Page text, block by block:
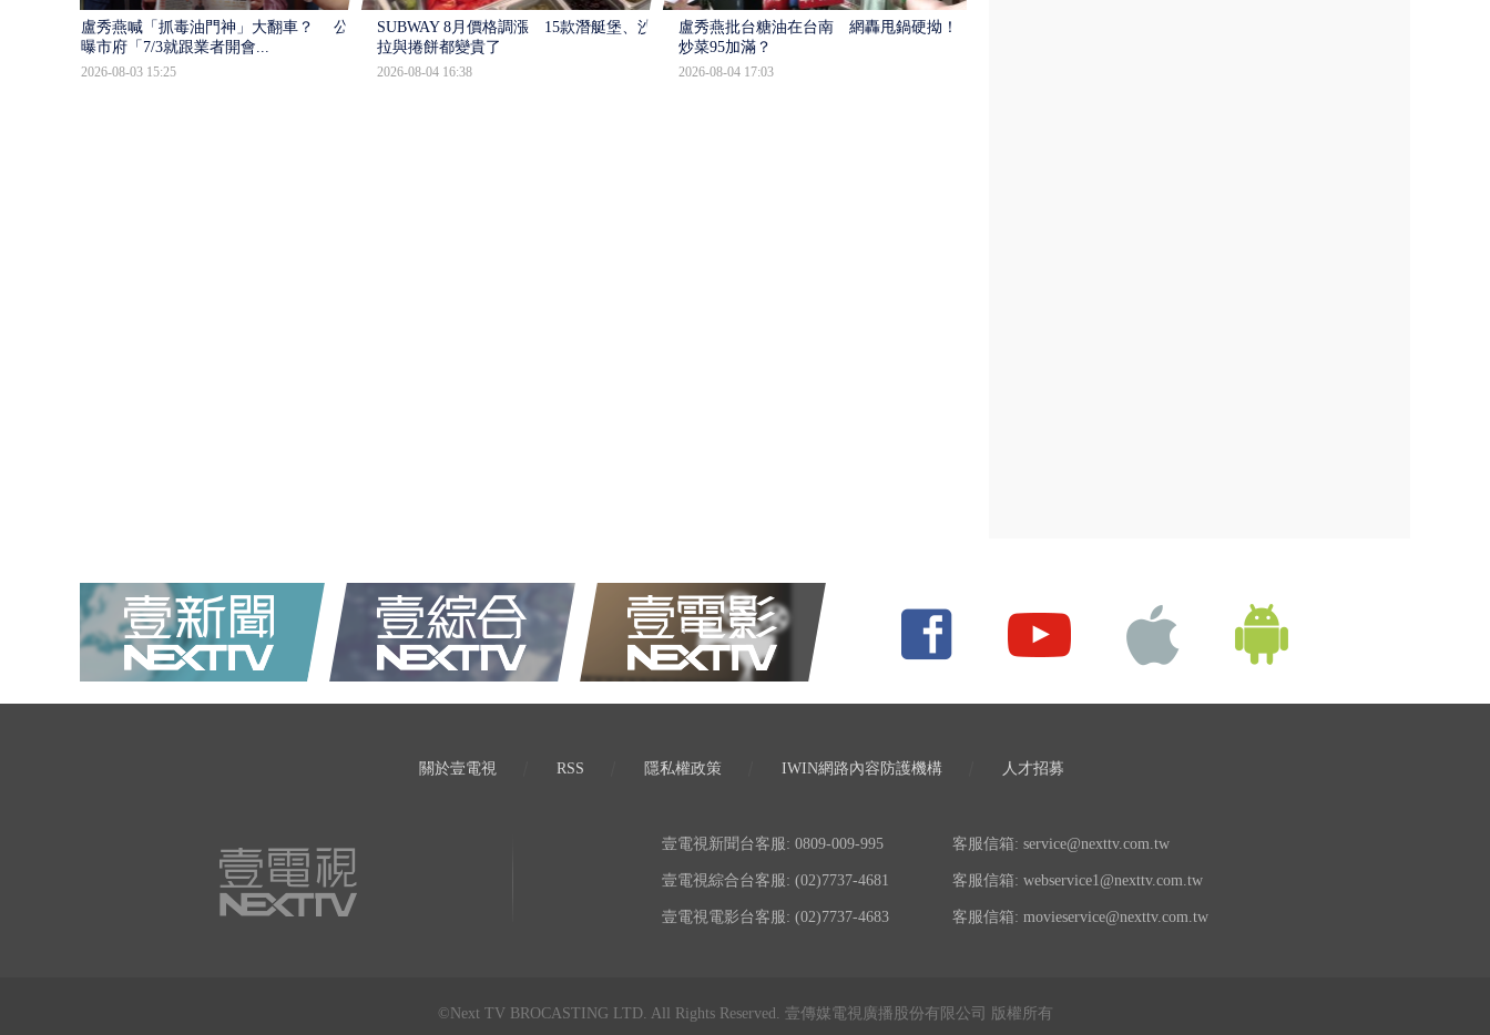
盧秀燕喊「抓毒油門神」大翻車？ 公文
曝市府「7/3就跟業者開會...
2026-08-03 15:25
SUBWAY 8月價格調漲 15款潛艇堡、沙
拉與捲餅都變貴了
2026-08-04 16:38
盧秀燕批台糖油在台南 網轟甩鍋硬拗！
炒菜95加滿？
2026-08-04 17:03
關於壹電視 RSS 隱私權政策 IWIN網路內容防護機構 人才招募
壹電視新聞台客服: 0809-009-995 客服信箱: service@nexttv.com.tw
壹電視綜合台客服: (02)7737-4681 客服信箱: webservice1@nexttv.com.tw
壹電視電影台客服: (02)7737-4683 客服信箱: movieservice@nexttv.com.tw
©Next TV BROCASTING LTD. All Rights Reserved. 壹傳媒電視廣播股份有限公司 版權所有